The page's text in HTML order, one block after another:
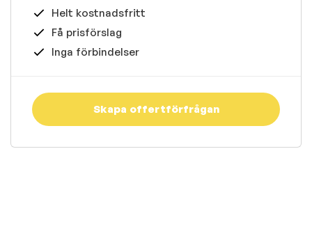
Helt kostnadsfritt
Få prisförslag
Inga förbindelser
Skapa offertförfrågan